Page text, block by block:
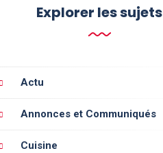
Explorer les sujets
Actu
Annonces et Communiqués
Cuisine